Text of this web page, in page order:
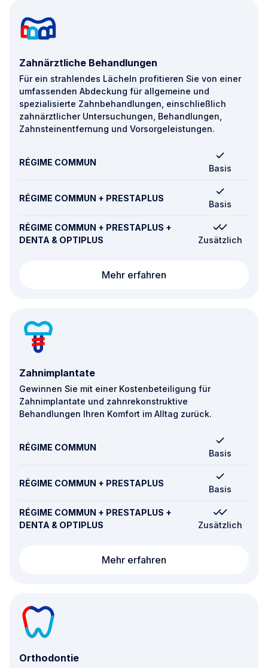
Zahnärztliche Behandlungen
Für ein strahlendes Lächeln profitieren Sie von einer
umfassenden Abdeckung für allgemeine und
spezialisierte Zahnbehandlungen, einschließlich
zahnärztlicher Untersuchungen, Behandlungen,
Zahnsteinentfernung und Vorsorgeleistungen.
RÉGIME COMMUN
Basis
RÉGIME COMMUN + PRESTAPLUS
Basis
RÉGIME COMMUN + PRESTAPLUS +
DENTA & OPTIPLUS
Zusätzlich
Mehr erfahren
Zahnimplantate
Gewinnen Sie mit einer Kostenbeteiligung für
Zahnimplantate und zahnrekonstruktive
Behandlungen Ihren Komfort im Alltag zurück.
RÉGIME COMMUN
Basis
RÉGIME COMMUN + PRESTAPLUS
Basis
RÉGIME COMMUN + PRESTAPLUS +
DENTA & OPTIPLUS
Zusätzlich
Mehr erfahren
Orthodontie